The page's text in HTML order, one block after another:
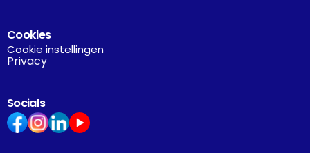
Cookies
Cookie instellingen
Privacy
Socials